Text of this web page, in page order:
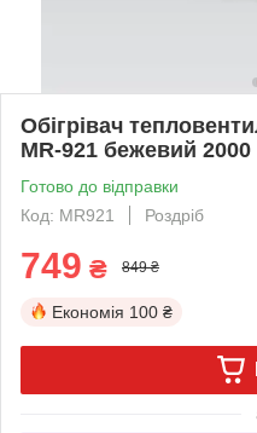
Обігрівач
MR-921 бежевий 2000
Готово до відправки
Код: MR921
Роздріб
749 ₴ 849 ₴
Економія 100 ₴